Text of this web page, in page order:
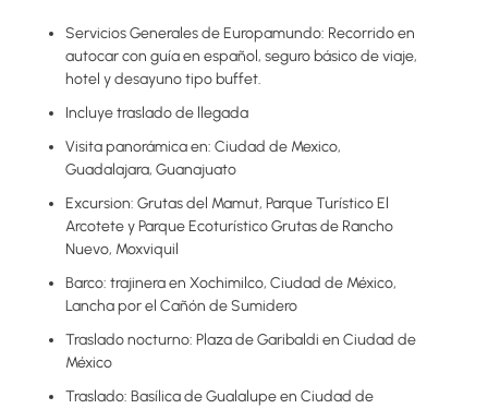
Servicios Generales de Europamundo: Recorrido en
autocar con guía en español, seguro básico de viaje,
hotel y desayuno tipo buffet.
Incluye traslado de llegada
Visita panorámica en: Ciudad de Mexico,
Guadalajara, Guanajuato
Excursion: Grutas del Mamut, Parque Turístico El
Arcotete y Parque Ecoturístico Grutas de Rancho
Nuevo, Moxviquil
Barco: trajinera en Xochimilco, Ciudad de México,
Lancha por el Cañón de Sumidero
Traslado nocturno: Plaza de Garibaldi en Ciudad de
México
Traslado: Basílica de Gualalupe en Ciudad de